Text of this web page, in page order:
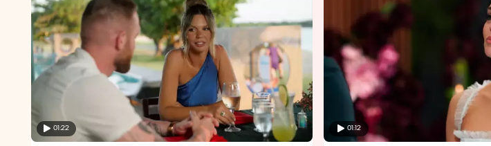
01:22 01:12